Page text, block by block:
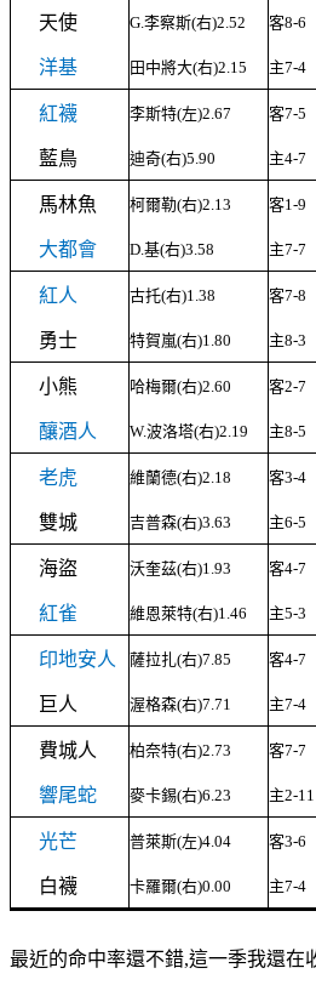
天使 G.李察斯(右)2.52 客8-6
洋基 田中將大(右)2.15 主7-4
紅襪 李斯特(左)2.67 客7-5
藍鳥 迪奇(右)5.90 主4-7
馬林魚 柯爾勒(右)2.13 客1-9
大都會 D.基(右)3.58 主7-7
紅人 古托(右)1.38 客7-8
勇士 特賀嵐(右)1.80 主8-3
小熊 哈梅爾(右)2.60 客2-7
釀酒人 W.波洛塔(右)2.19 主8-5
老虎 維蘭德(右)2.18 客3-4
雙城 吉普森(右)3.63 主6-5
海盜 沃奎茲(右)1.93 客4-7
紅雀 維恩萊特(右)1.46 主5-3
印地安人 薩拉扎(右)7.85 客4-7
巨人 渥格森(右)7.71 主7-4
費城人 柏奈特(右)2.73 客7-7
響尾蛇 麥卡錫(右)6.23 主2-11
光芒 普萊斯(左)4.04 客3-6
白襪 卡羅爾(右)0.00 主7-4
最近的命中率還不錯,這一季我還